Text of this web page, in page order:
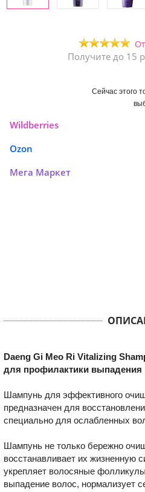
Получите до 15
Сейчас этого
Wildberries
Ozon
Мега Маркет
Daeng Gi Meo Ri Vitalizing
для профилактики выпадения
Шампунь для эффективного
предназначен для
специально для ослабленных
Шампунь не только бережно
восстанавливает их жизненную
укрепляет волосяные
выпадение волос, нормализует